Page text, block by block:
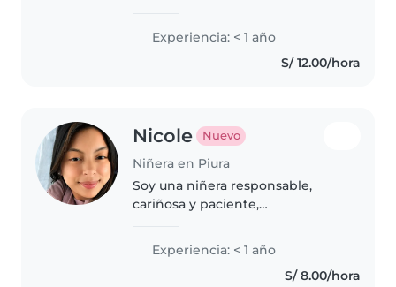
adolescentes. Así mismo, tengo
experiencia trabajando con
personas con discapacidad. Por
Experiencia: < 1 año
S/ 12.00/hora
Nicole Nuevo
Niñera en Piura
Soy una niñera responsable,
cariñosa y paciente,
Disfruto compartir con ellos a
través del dibujo, la lectura, las
Experiencia: < 1 año
S/ 8.00/hora